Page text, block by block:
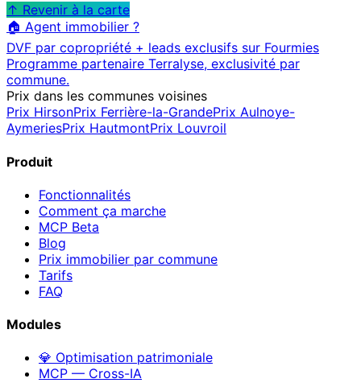
↑ Revenir à la carte
🏠 Agent immobilier ?
DVF par copropriété + leads exclusifs sur Fourmies
Programme partenaire Terralyse, exclusivité par
commune.
Prix dans les communes voisines
Prix HirsonPrix Ferrière-la-GrandePrix Aulnoye-
AymeriesPrix HautmontPrix Louvroil
Produit
Fonctionnalités
Comment ça marche
MCP Beta
Blog
Prix immobilier par commune
Tarifs
FAQ
Modules
💎 Optimisation patrimoniale
MCP — Cross-IA